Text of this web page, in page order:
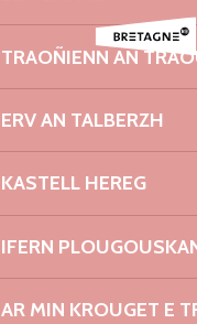
TRAOÑIENN AN
ERV AN TALBERZH
KASTELL HEREG
IFERN
AR MIN KROUGET E